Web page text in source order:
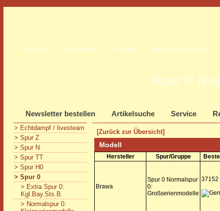
Startseite Unternehmen Kontakt Allgemeine Hinweise
Spur 0
Newsletter bestellen Artikelsuche Service
> Echtdampf / livesteam
> Spur Z
> Spur N
> Spur TT
> Spur H0
> Spur 0
> Extra Spur 0:
Kgl.Bay.Sts.B.
> Normalspur 0:
[Zurück zur Übersicht]
Modell
Hersteller Spur/Gruppe
Brawa
Spur 0 Normalspur
0:
Großserienmodelle
37152